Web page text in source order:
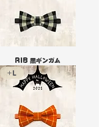
RIB 黒ギンガム
+L